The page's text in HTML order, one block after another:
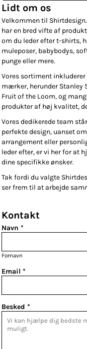
Lidt om os
Velkommen til
har en bred vifte af
om du leder efter t-shirts,
muleposer, babybodys,
punge eller mere.
Vores sortiment
mærker, herunder Stanley
Fruit of the Loom, og
produkter af høj kvalitet,
Vores dedikerede team
perfekte design, uanset
arrangement eller
leder efter, er vi her for at
dine specifikke ønsker.
Tak fordi du valgte
ser frem til at arbejde
Kontakt
Navn *
Fornavn
Email *
Besked *